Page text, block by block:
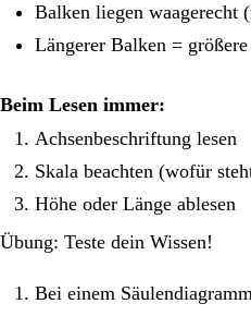
Balken liegen waagerecht
Längerer Balken =
Beim Lesen immer:
Achsenbeschriftung lesen
Skala beachten (wofür
Höhe oder Länge ablesen
Übung: Teste dein Wissen!
Bei einem